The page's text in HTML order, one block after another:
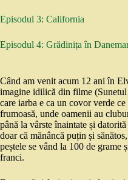
Episodul 3: California
Episodul 4: Grădinița în
Când am venit acum 12 ani în
imagine idilică din filme
care iarba e ca un covor verde
frumoasă, unde oamenii au
până la vârste înaintate și
doar că mănâncă puțin și
peștele se vând la 100 de grame
franci.